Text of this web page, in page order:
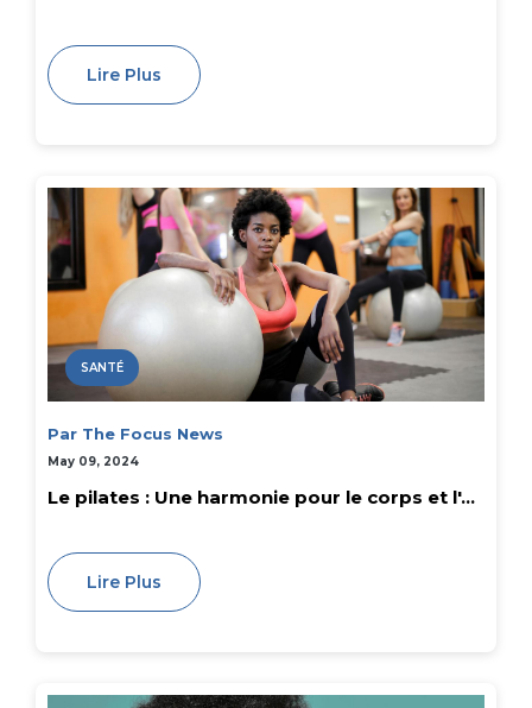
Lire Plus
SANTÉ
Par The Focus News
May 09, 2024
Le pilates : Une harmonie pour le corps et l'...
Lire Plus